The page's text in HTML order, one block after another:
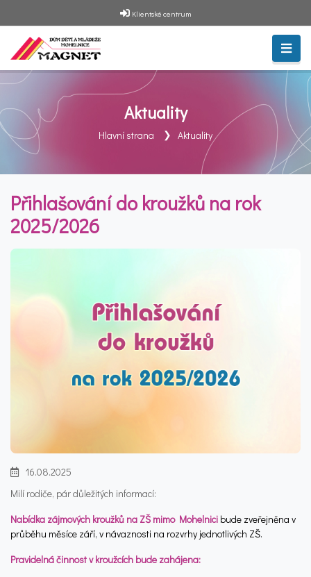
Klientské centrum
Aktuality
Hlavní strana Aktuality
Přihlašování do kroužků na rok
2025/2026
16.08.2025
Milí rodiče, pár důležitých informací:
Nabídka zájmových kroužků na ZŠ mimo Mohelnici bude zveřejněna v
průběhu měsíce září, v návaznosti na rozvrhy jednotlivých ZŠ.
Pravidelná činnost v kroužcích bude zahájena: